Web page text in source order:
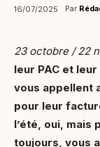
16/07/2025 Par
23 octobre / 22
leur PAC et
vous appellent
pour leur
l’été, oui, mais
toujours, vous